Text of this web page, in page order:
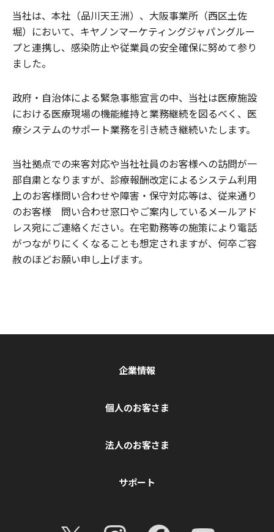
当社は、本社（品川天王洲）、大阪事業所（西区土佐
堀）において、キヤノンマーケティングジャパングルー
プと連携し、感染防止や従業員の安全確保に努めて参り
ました。
政府・自治体による緊急事態宣言の中、当社は医療施設
における医療現場の機能維持と業務継続を図るべく、医
療システムのサポート業務を引き続き継続いたします。
当社拠点での来客対応や当社社員のお客様への訪問が一
部自粛となりますが、診療報酬改定によるシステム利用
上のお客様問い合わせや障害・保守対応等は、従来通り
のお客様 問い合わせ窓口やご案内しているメールアド
レス宛にご連絡ください。在宅勤務等の施策により電話
がつながりにくくなることも想定されますが、何卒ご容
赦のほどお願い申し上げます。
企業情報
個人のお客さま
法人のお客さま
サポート